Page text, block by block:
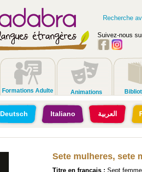
Recherche
Suivez-nous
Formations Adulte Animations
Deutsch Italiano العربية
Sete mulheres, sete
Titre en français : Sept